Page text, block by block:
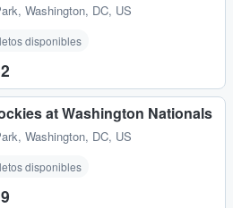
, Washington, DC, US
disponibles
at Washington Nationals
, Washington, DC, US
disponibles